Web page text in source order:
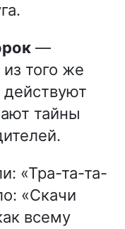
—
того же
тайны
«Тра-та-та-
«Скачи
всему